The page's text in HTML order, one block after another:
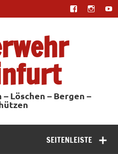
Löschen – Bergen –
SEITENLEISTE